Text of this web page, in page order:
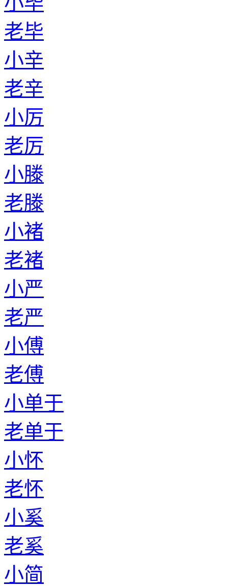
老毕
小辛
老辛
小厉
老厉
小滕
老滕
小褚
老褚
小严
老严
小傅
老傅
小单于
老单于
小怀
老怀
小奚
老奚
小简